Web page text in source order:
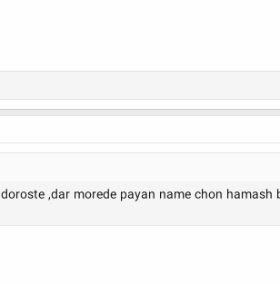
doroste ,dar morede payan name chon